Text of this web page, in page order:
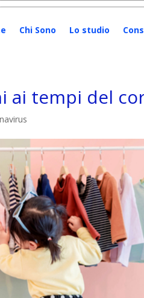
Chi Sono Lo studio
ai tempi del